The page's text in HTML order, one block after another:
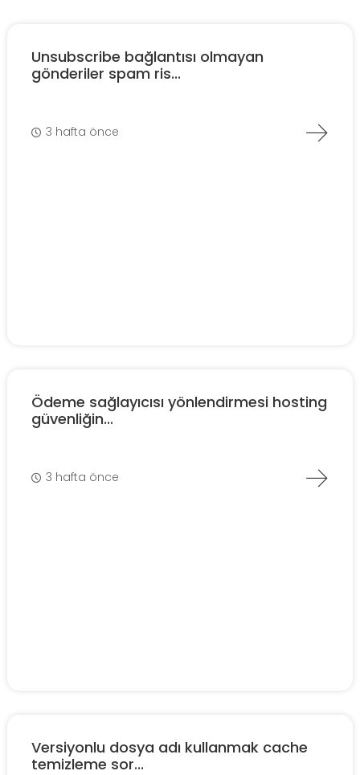
Unsubscribe bağlantısı olmayan
gönderiler spam ris...
3 hafta önce
Ödeme sağlayıcısı yönlendirmesi hosting
güvenliğin...
3 hafta önce
Versiyonlu dosya adı kullanmak cache
temizleme sor...